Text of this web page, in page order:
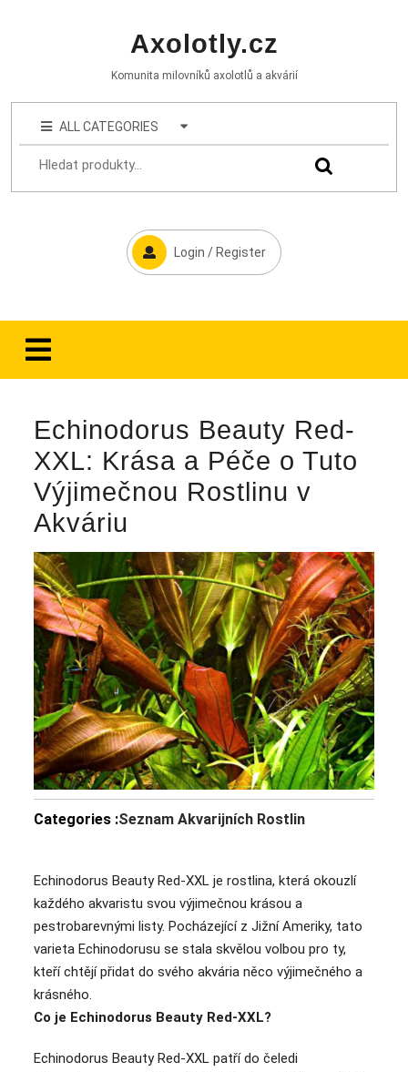
Axolotly.cz
Komunita milovníků axolotlů a akvárií
ALL CATEGORIES
Login / Register
Echinodorus Beauty Red-
XXL: Krása a Péče o Tuto
Výjimečnou Rostlinu v
Akváriu
Categories :Seznam Akvarijních Rostlin
Echinodorus Beauty Red-XXL je rostlina, která okouzlí
každého akvaristu svou výjimečnou krásou a
pestrobarevnými listy. Pocházející z Jižní Ameriky, tato
varieta Echinodorusu se stala skvělou volbou pro ty,
kteří chtějí přidat do svého akvária něco výjimečného a
krásného.
Co je Echinodorus Beauty Red-XXL?
Echinodorus Beauty Red-XXL patří do čeledi